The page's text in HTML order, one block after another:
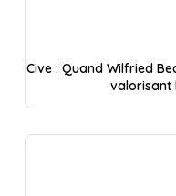
Cive : Quand Wilfried
valorisant